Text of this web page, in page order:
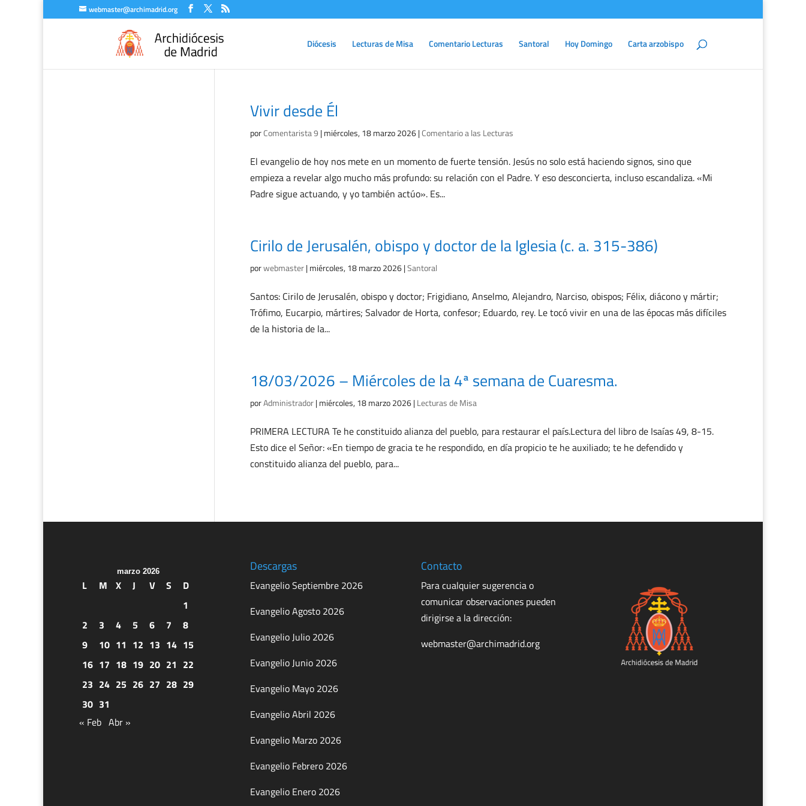
webmaster@archimadrid.org
Diócesis Lecturas de Misa Comentario Lecturas Santoral Hoy Domingo Carta arzobispo
Vivir desde Él
porComentarista 9 |miércoles, 18 marzo 2026|Comentario a las Lecturas
El evangelio de hoy nos mete en un momento de fuerte tensión. Jesús no solo está haciendo signos, sino que
empieza a revelar algo mucho más profundo: su relación con el Padre. Y eso desconcierta, incluso escandaliza. «Mi
Padre sigue actuando, y yo también actúo». Es...
Cirilo de Jerusalén, obispo y doctor de la Iglesia (c. a. 315-386)
porwebmaster|miércoles, 18 marzo 2026|Santoral
Santos: Cirilo de Jerusalén, obispo y doctor; Frigidiano, Anselmo, Alejandro, Narciso, obispos; Félix, diácono y mártir;
Trófimo, Eucarpio, mártires; Salvador de Horta, confesor; Eduardo, rey. Le tocó vivir en una de las épocas más difíciles
de la historia de la...
18/03/2026 – Miércoles de la 4ª semana de Cuaresma.
porAdministrador|miércoles, 18 marzo 2026|Lecturas de Misa
PRIMERA LECTURA Te he constituido alianza del pueblo, para restaurar el país.Lectura del libro de Isaías 49, 8-15.
Esto dice el Señor: «En tiempo de gracia te he respondido, en día propicio te he auxiliado; te he defendido y
constituido alianza del pueblo, para...
marzo 2026
L M X J V S
D
1
2
3 4 5 6 7
8
9
10 11 12 13 14 15
16 17 18 19 20 21 22
23 24 25 26 27 28 29
30 31
« Feb Abr »
Descargas
Evangelio Septiembre 2026
Evangelio Agosto 2026
Evangelio Julio 2026
Evangelio Junio 2026
Evangelio Mayo 2026
Evangelio Abril 2026
Evangelio Marzo 2026
Evangelio Febrero 2026
Evangelio Enero 2026
Contacto
Para cualquier sugerencia o
comunicar observaciones pueden
dirigirse a la dirección:
webmaster@archimadrid.org